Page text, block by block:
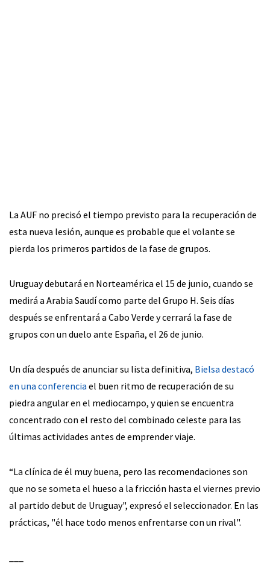
La AUF no precisó el tiempo previsto para la recuperación de
esta nueva lesión, aunque es probable que el volante se
pierda los primeros partidos de la fase de grupos.
Uruguay debutará en Norteamérica el 15 de junio, cuando se
medirá a Arabia Saudí como parte del Grupo H. Seis días
después se enfrentará a Cabo Verde y cerrará la fase de
grupos con un duelo ante España, el 26 de junio.
Un día después de anunciar su lista definitiva, Bielsa destacó
en una conferencia el buen ritmo de recuperación de su
piedra angular en el mediocampo, y quien se encuentra
concentrado con el resto del combinado celeste para las
últimas actividades antes de emprender viaje.
“La clínica de él muy buena, pero las recomendaciones son
que no se someta el hueso a la fricción hasta el viernes previo
al partido debut de Uruguay", expresó el seleccionador. En las
prácticas, "él hace todo menos enfrentarse con un rival".